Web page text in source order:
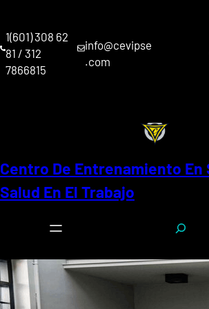
contenido
1(601) 308 62
81 / 312
7866815
info@cevipse
.com
Centro De Entrenamiento En
Salud En El Trabajo
S
e
r
c